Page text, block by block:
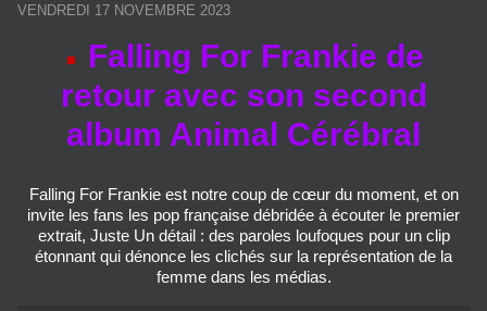
VENDREDI 17 NOVEMBRE 2023
Falling For Frankie de
retour avec son second
album Animal Cérébral
Falling For Frankie est notre coup de cœur du moment, et on
invite les fans les pop française débridée à écouter le premier
extrait, Juste Un détail : des paroles loufoques pour un clip
étonnant qui dénonce les clichés sur la représentation de la
femme dans les médias.